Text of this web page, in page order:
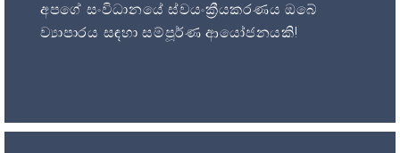
අපගේ සංවිධානයේ ස්වයංක්‍රීයකරණය ඔබේ
ව්‍යාපාරය සඳහා සම්පූර්ණ ආයෝජනයකි!